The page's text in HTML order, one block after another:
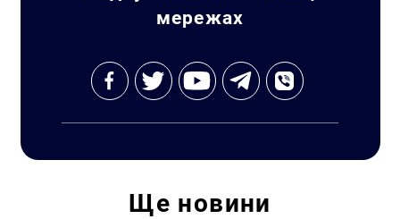
мережах
Ще новини